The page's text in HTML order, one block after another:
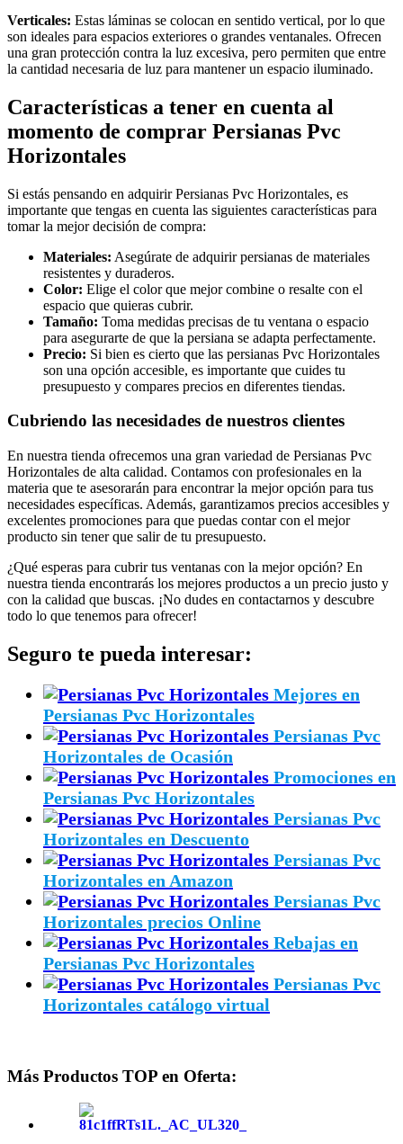
Verticales: Estas láminas se colocan en sentido vertical, por lo que
son ideales para espacios exteriores o grandes ventanales. Ofrecen
una gran protección contra la luz excesiva, pero permiten que entre
la cantidad necesaria de luz para mantener un espacio iluminado.
Características a tener en cuenta al
momento de comprar Persianas Pvc
Horizontales
Si estás pensando en adquirir Persianas Pvc Horizontales, es
importante que tengas en cuenta las siguientes características para
tomar la mejor decisión de compra:
Materiales: Asegúrate de adquirir persianas de materiales
resistentes y duraderos.
Color: Elige el color que mejor combine o resalte con el
espacio que quieras cubrir.
Tamaño: Toma medidas precisas de tu ventana o espacio
para asegurarte de que la persiana se adapta perfectamente.
Precio: Si bien es cierto que las persianas Pvc Horizontales
son una opción accesible, es importante que cuides tu
presupuesto y compares precios en diferentes tiendas.
Cubriendo las necesidades de nuestros clientes
En nuestra tienda ofrecemos una gran variedad de Persianas Pvc
Horizontales de alta calidad. Contamos con profesionales en la
materia que te asesorarán para encontrar la mejor opción para tus
necesidades específicas. Además, garantizamos precios accesibles y
excelentes promociones para que puedas contar con el mejor
producto sin tener que salir de tu presupuesto.
¿Qué esperas para cubrir tus ventanas con la mejor opción? En
nuestra tienda encontrarás los mejores productos a un precio justo y
con la calidad que buscas. ¡No dudes en contactarnos y descubre
todo lo que tenemos para ofrecer!
Seguro te pueda interesar:
Mejores en
Persianas Pvc Horizontales
Persianas Pvc
Horizontales de Ocasión
Promociones en
Persianas Pvc Horizontales
Persianas Pvc
Horizontales en Descuento
Persianas Pvc
Horizontales en Amazon
Persianas Pvc
Horizontales precios Online
Rebajas en
Persianas Pvc Horizontales
Persianas Pvc
Horizontales catálogo virtual
Más Productos TOP en Oferta: